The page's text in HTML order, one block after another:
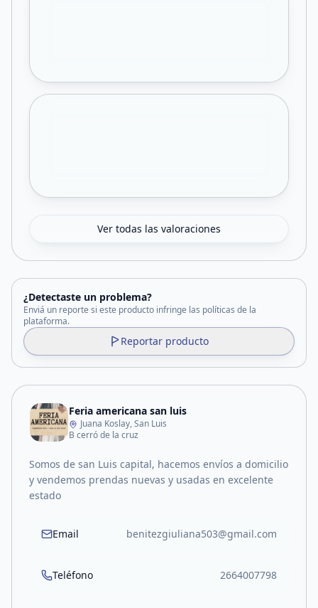
Ver todas las valoraciones
¿Detectaste un problema?
Enviá un reporte si este producto infringe las políticas de la
plataforma.
Reportar producto
Feria americana san luis
Juana Koslay, San Luis
B cerró de la cruz
Somos de san Luis capital, hacemos envíos a domicilio
y vendemos prendas nuevas y usadas en excelente
estado
Email benitezgiuliana503@gmail.com
Teléfono 2664007798